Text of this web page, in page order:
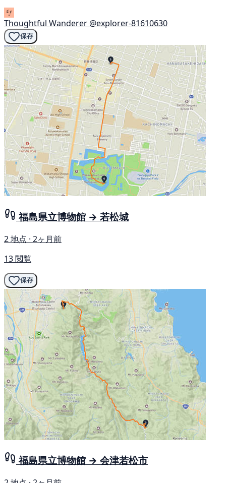
Thoughtful Wanderer @explorer-81610630
保存
福島県立博物館 → 若松城
2 地点 · 2ヶ月前
13 閲覧
保存
福島県立博物館 → 会津若松市